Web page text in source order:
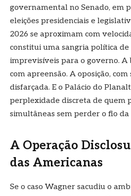
governamental no Senado, em
eleições presidenciais e
2026 se aproximam com
constitui uma sangria política de
imprevisíveis para o governo. A
com apreensão. A oposição,
disfarçada. E o Palácio do
perplexidade discreta de quem
simultâneas sem perder o fio
A Operação
das Americanas
Se o caso Wagner sacudiu o